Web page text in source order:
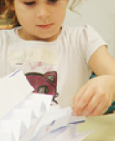
UND
mit der